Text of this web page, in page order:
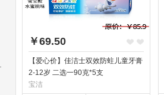
￥69.50
【爱心价】佳洁士双效防蛀儿童牙膏
2-12岁 二选一90克*5支
宝洁